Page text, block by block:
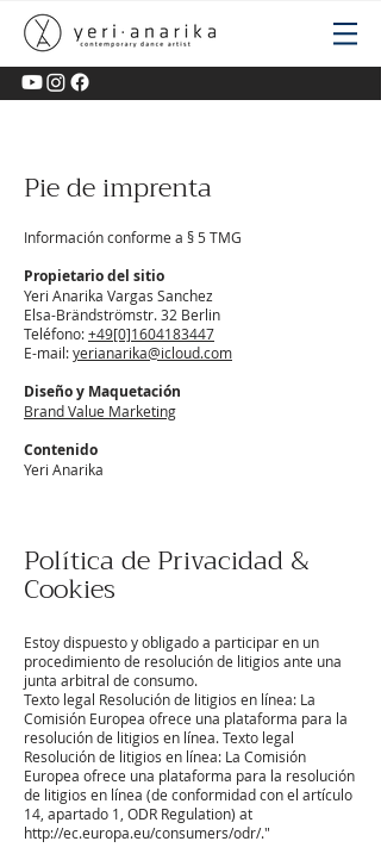
Pie de imprenta
Información conforme a § 5 TMG
Propietario del sitio
Yeri Anarika Vargas Sanchez
Elsa-Brändströmstr. 32 Berlin
Teléfono:+49[0]1604183447
E-mail:yerianarika@icloud.com
Diseño y Maquetación
Brand Value Marketing
Contenido
Yeri Anarika
Política de Privacidad &
Cookies
Estoy dispuesto y obligado a participar en un
procedimiento de resolución de litigios ante una
junta arbitral de consumo.
Texto legal Resolución de litigios en línea: La
Comisión Europea ofrece una plataforma para la
resolución de litigios en línea. Texto legal
Resolución de litigios en línea: La Comisión
Europea ofrece una plataforma para la resolución
de litigios en línea (de conformidad con el artículo
14, apartado 1, ODR Regulation) at
http://ec.europa.eu/consumers/odr/."